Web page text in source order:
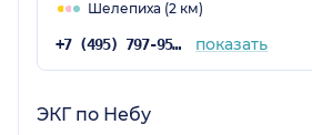
Шелепиха (2 км)
+7 (495) 797-95-37 показать
ЭКГ по Небу